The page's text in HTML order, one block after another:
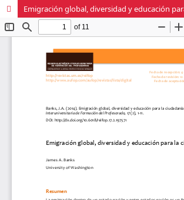
Emigración global, diversidad y educación